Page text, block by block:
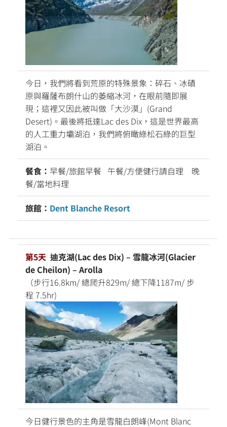
今日，我們將看到荒原的特殊景象：碎石、冰磧
原與羅薩布朗什山的萎縮冰河，在眼前隨即展
現；這裡又因此被叫做「大沙漠」(Grand
Desert)。最後將抵達Lac des Dix，這是世界最高
的人工重力壩湖泊，我們將俯瞰綠松石綠的巨型
湖泊。
餐食： 早餐/旅館早餐 午餐/方便健行請自理 晚
餐/當地料理
旅館： Dent Blanche Resort
第5天 迪克湖(Lac des Dix) – 雪龍冰河(Glacier
de Cheilon) – Arolla
（步行16.8km/ 總爬升829m/ 總下降1187m/ 步
程 7.5hr)
今日健行景色的主角是雪龍白朗峰(Mont Blanc